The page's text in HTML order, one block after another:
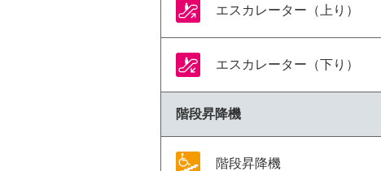
エスカレーター（上り）
エスカレーター（下り）
階段昇降機
階段昇降機